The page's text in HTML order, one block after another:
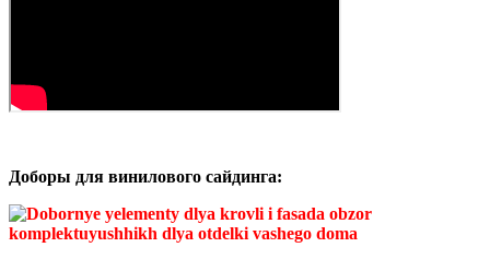
Доборы для винилового сайдинга: